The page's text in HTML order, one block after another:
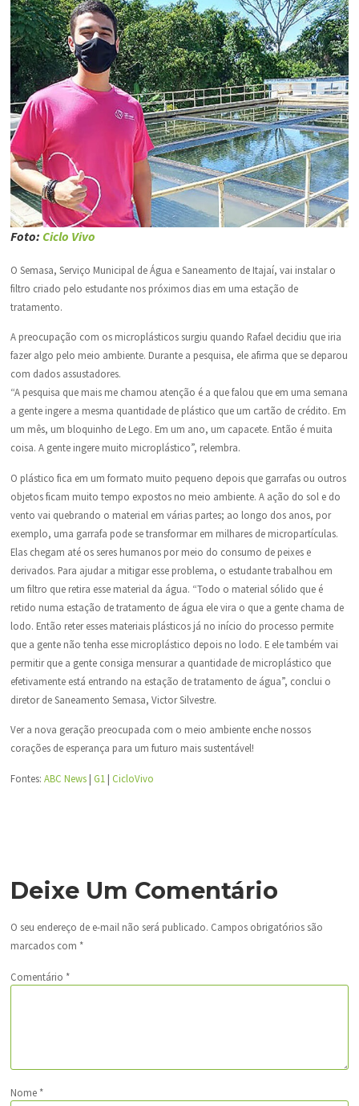
Foto: Ciclo Vivo
O Semasa, Serviço Municipal de Água e Saneamento de Itajaí, vai instalar o
filtro criado pelo estudante nos próximos dias em uma estação de
tratamento.
A preocupação com os microplásticos surgiu quando Rafael decidiu que iria
fazer algo pelo meio ambiente. Durante a pesquisa, ele afirma que se deparou
com dados assustadores.
“A pesquisa que mais me chamou atenção é a que falou que em uma semana
a gente ingere a mesma quantidade de plástico que um cartão de crédito. Em
um mês, um bloquinho de Lego. Em um ano, um capacete. Então é muita
coisa. A gente ingere muito microplástico”, relembra.
O plástico fica em um formato muito pequeno depois que garrafas ou outros
objetos ficam muito tempo expostos no meio ambiente. A ação do sol e do
vento vai quebrando o material em várias partes; ao longo dos anos, por
exemplo, uma garrafa pode se transformar em milhares de micropartículas.
Elas chegam até os seres humanos por meio do consumo de peixes e
derivados. Para ajudar a mitigar esse problema, o estudante trabalhou em
um filtro que retira esse material da água. “Todo o material sólido que é
retido numa estação de tratamento de água ele vira o que a gente chama de
lodo. Então reter esses materiais plásticos já no início do processo permite
que a gente não tenha esse microplástico depois no lodo. E ele também vai
permitir que a gente consiga mensurar a quantidade de microplástico que
efetivamente está entrando na estação de tratamento de água”, conclui o
diretor de Saneamento Semasa, Victor Silvestre.
Ver a nova geração preocupada com o meio ambiente enche nossos
corações de esperança para um futuro mais sustentável!
Fontes: ABC News| G1 | CicloVivo
Deixe Um Comentário
O seu endereço de e-mail não será publicado. Campos obrigatórios são
marcados com *
Comentário *
Nome *